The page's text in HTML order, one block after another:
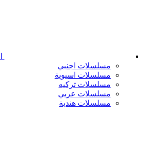
مسلسلات اجنبي
مسلسلات اسيوية
مسلسلات تركيه
مسلسلات عربي
مسلسلات هندية